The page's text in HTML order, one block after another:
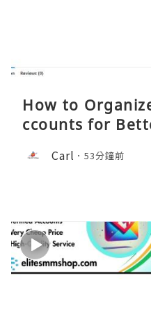
How to
ccounts for
Carl 53分鐘前